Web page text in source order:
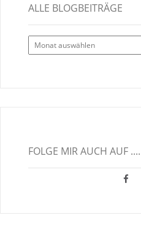
ALLE BLOGBEITRÄGE
Alle
Blogbeiträge
FOLGE MIR AUCH AUF ....